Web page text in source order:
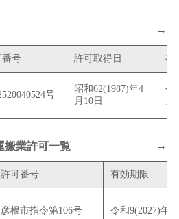
→
番号 許可取得日 有
号
昭和62(1987)年4
月10日
令
搬業許可一覧 →
許可番号 有効期限
彦根市指令第106号 令和9(2027)年7